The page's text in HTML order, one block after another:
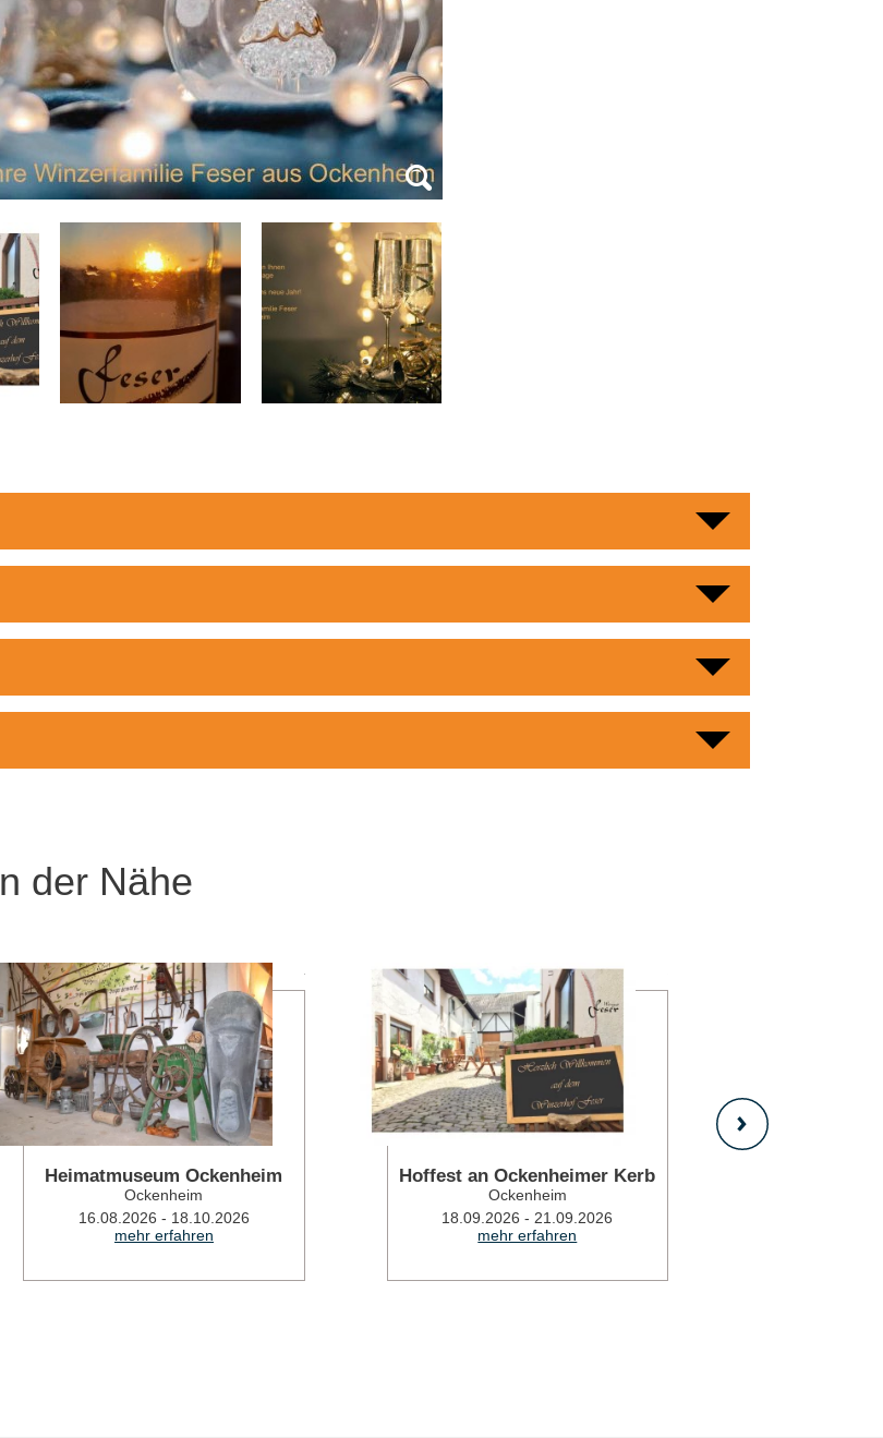
der Nähe
Heimatmuseum Ockenheim
Ockenheim
16.08.2026 - 18.10.2026
mehr erfahren
Hoffest an Ockenheimer Kerb
Ockenheim
18.09.2026 - 21.09.2026
mehr erfahren